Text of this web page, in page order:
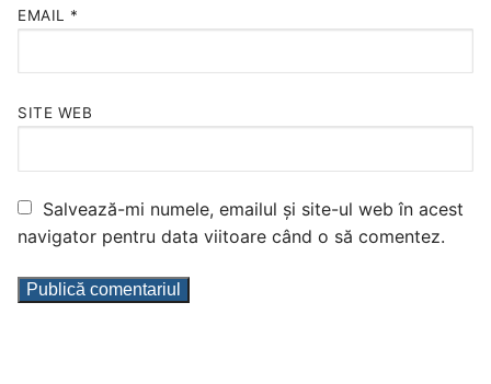
EMAIL *
SITE WEB
Salvează-mi numele, emailul și site-ul web în acest
navigator pentru data viitoare când o să comentez.